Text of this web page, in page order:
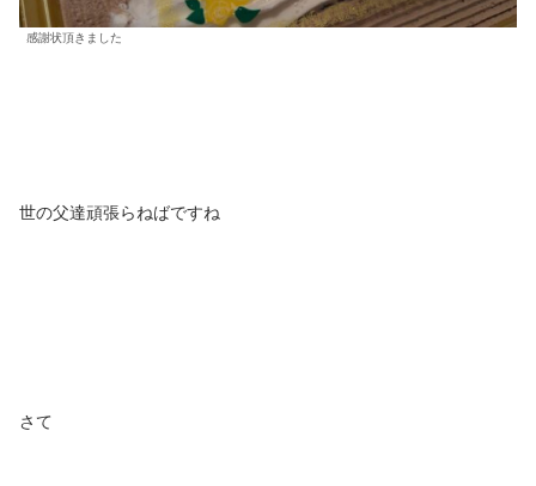
感謝状頂きました
世の父達頑張らねばですね
さて